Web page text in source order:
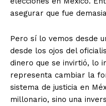
asegurar que fue
Pero sí lo vemos desde
desde los ojos del
dinero que se invirtió, lo
representa cambiar la
sistema de justicia en
millonario, sino una